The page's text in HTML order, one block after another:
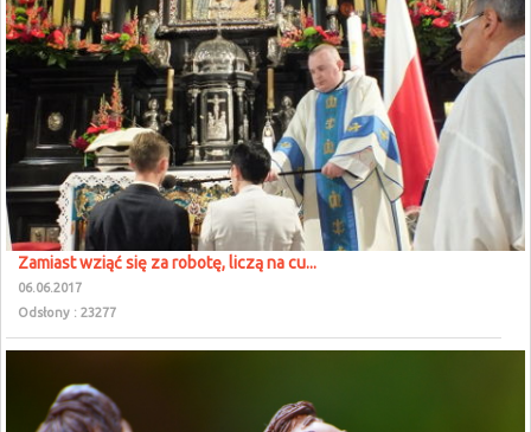
Zamiast wziąć się za robotę, liczą na cu...
06.06.2017
Odsłony : 23277